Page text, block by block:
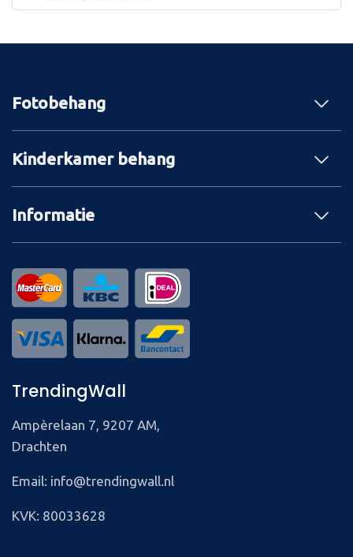
Fotobehang
Kinderkamer behang
Informatie
TrendingWall
Ampèrelaan 7, 9207 AM,
Drachten
Email: info@trendingwall.nl
KVK: 80033628